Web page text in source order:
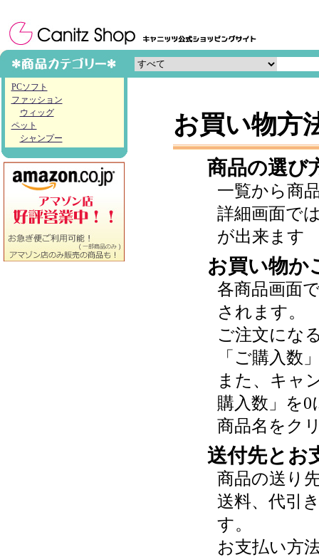
PCソフト
ファッション
ウィッグ
ペット
シャンプー
お買い物方
商品の選び
一覧から商
詳細画面で
が出来ます
お買い物か
各商品画面
されます。
ご注文にな
「ご購入数
また、キャ
購入数」を
商品名をク
送付先とお
商品の送り
送料、代引
す。
お支払い方